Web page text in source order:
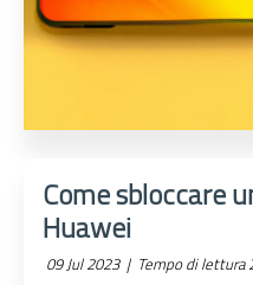
Come sbloccare
Huawei
09 Jul 2023 | Tempo di lettura